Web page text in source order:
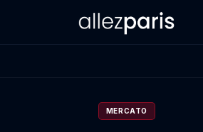
MERCATO